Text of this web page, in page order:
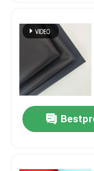
Referenzen
Falsches Leder
PU-Faux-Leder